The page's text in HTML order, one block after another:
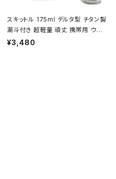
スキットル 175ml デルタ型 チタン製
漏斗付き 超軽量 頑丈 携帯用 ウイ
スキー ボトル ヒップフラスコ 水筒 ソ
¥3,480